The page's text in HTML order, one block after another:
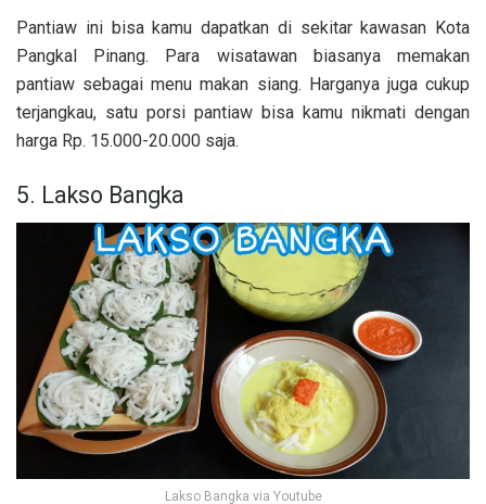
Pantiaw ini bisa kamu dapatkan di sekitar kawasan Kota
Pangkal Pinang. Para wisatawan biasanya memakan
pantiaw sebagai menu makan siang. Harganya juga cukup
terjangkau, satu porsi pantiaw bisa kamu nikmati dengan
harga Rp. 15.000-20.000 saja.
5. Lakso Bangka
Lakso Bangka via Youtube